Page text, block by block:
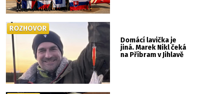
Domácí lavička je
jiná. Marek Nikl čeká
na Příbram v Jihlavě
ROZHOVOR